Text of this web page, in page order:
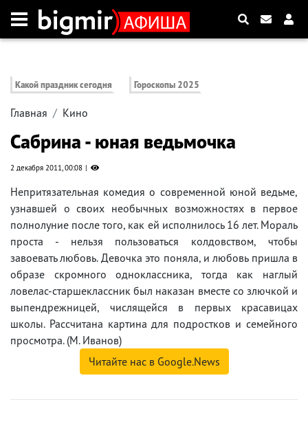
Какой праздник сегодня Гороскопы 2025
Главная Кино
Сабрина - юная ведьмочка
2 декабря 2011, 00:08
Непритязательная комедия о современной юной ведьме,
узнавшей о своих необычных возможностях в первое
полнолуние после того, как ей исполнилось 16 лет. Мораль
проста - нельзя пользоваться колдовством, чтобы
завоевать любовь. Девочка это поняла, и любовь пришла в
образе скромного одноклассника, тогда как наглый
ловелас-старшеклассник был наказан вместе со злючкой и
выпендрежницей, числящейся в первых красавицах
школы. Рассчитана картина для подростков и семейного
просмотра. (М. Иванов)
Читайте нас в Google.News